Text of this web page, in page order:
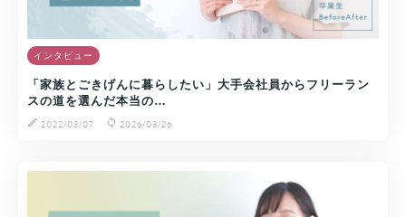
インタビュー
「家族とごきげんに暮らしたい」大手会社員からフリーラン
スの道を選んだ本当の…
2022/03/07
2026/03/26